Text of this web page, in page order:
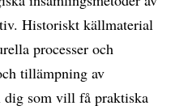
Historiskt källmaterial
processer och
tillämpning av
som vill få praktiska